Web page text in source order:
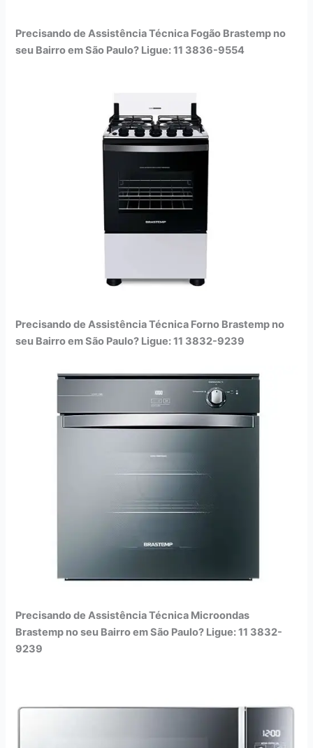
Precisando de Assistência Técnica Fogão Brastemp no
seu Bairro em São Paulo? Ligue: 11 3836-9554
Precisando de Assistência Técnica Forno Brastemp no
seu Bairro em São Paulo? Ligue: 11 3832-9239
Precisando de Assistência Técnica Microondas
Brastemp no seu Bairro em São Paulo? Ligue: 11 3832-
9239